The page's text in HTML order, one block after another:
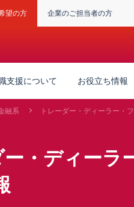
望の方 企業のご担当者の方
支援について お役立ち情報
融系 トレーダー・ディーラー・
ー・ディー